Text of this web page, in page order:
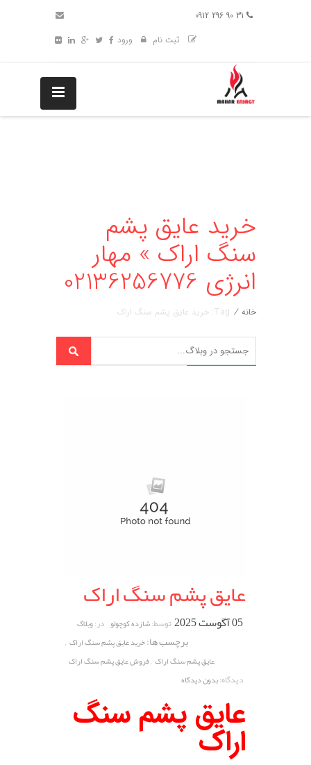
ثبت نام
ورود
خرید عایق پشم
سنگ اراک » مهار
انرژی 02136256776
خانه / Tag: خرید عایق پشم سنگ اراک
عایق پشم سنگ اراک
05 آگوست 2025 توسط:شازده کوچولو در:وبلاگ
برچسب ها:خرید عایق پشم سنگ اراک ,
عایق پشم سنگ اراک ,فروش عایق پشم سنگ اراک
دیدگاه:بدون دیدگاه
عایق پشم سنگ
اراک